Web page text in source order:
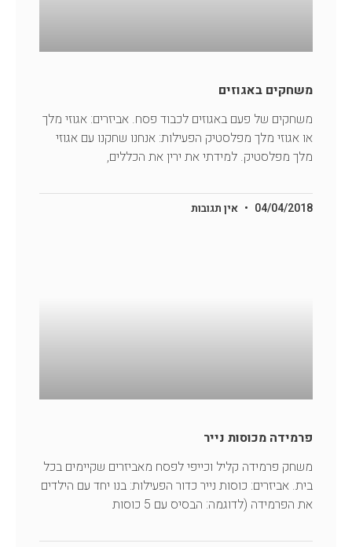
משחקים באגוזים
משחקים של פעם באגוזים לכבוד פסח. אביזרים: אגוזי מלך
או אגוזי מלך מפלסטיק הפעילות: אנחנו שחקנו עם אגוזי
מלך מפלסטיק. למידתי את ירין את הכללים,
04/04/2018 אין תגובות
פרמידה מכוסות נייר
משחק פרמידה קליל וכייפי לפסח מאביזרים שקיימים בכל
בית. אביזרים: כוסות נייר כדור הפעילות: בנו יחד עם הילדים
את הפרמידה (לדוגמה: הבסיס עם 5 כוסות